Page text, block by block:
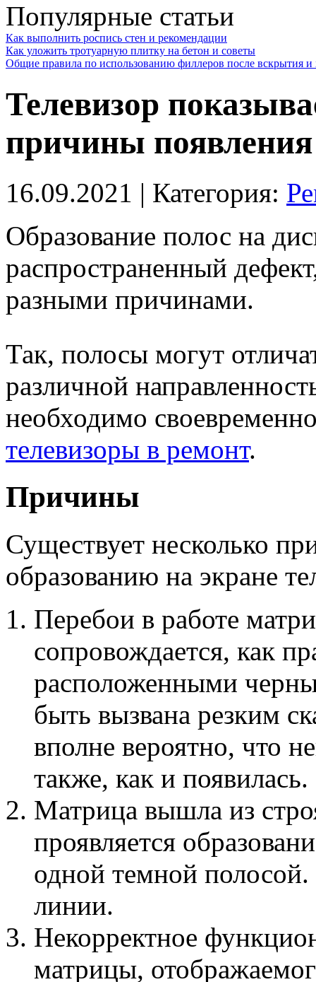
Популярные статьи
Как выполнить роспись стен и рекомендации
Как уложить тротуарную плитку на бетон и советы
Общие правила по использованию филлеров после вскрытия и
Телевизор
причины появления
16.09.2021 | Категория:
Образование полос на
распространенный
разными причинами.
Так, полосы могут
различной
необходимо
телевизоры в ремонт.
Причины
Существует несколько
образованию на экране
Перебои в работе
сопровождается, как
расположенными
быть вызвана резким
вполне вероятно, что
также, как и появилась.
Матрица вышла из
проявляется
одной темной полосой.
линии.
Некорректное
матрицы,